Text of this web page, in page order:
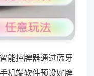
能控牌器通过蓝牙
机端软件预设好牌